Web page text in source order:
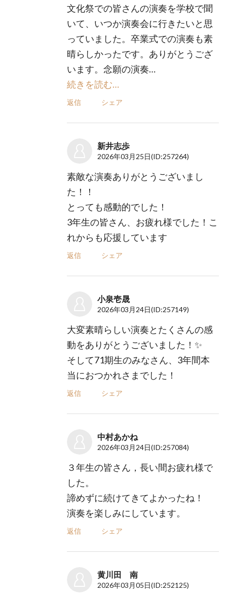
文化祭での皆さんの演奏を学校で聞
いて、いつか演奏会に行きたいと思
っていました。卒業式での演奏も素
晴らしかったです。ありがとうござ
います。念願の演奏…
続きを読む…
返信 シェア
新井志歩
2026年03月25日(ID:257264)
素敵な演奏ありがとうございまし
た！！
とっても感動的でした！
3年生の皆さん、お疲れ様でした！こ
れからも応援しています
返信 シェア
小泉壱晟
2026年03月24日(ID:257149)
大変素晴らしい演奏とたくさんの感
動をありがとうございました！✨
そして71期生のみなさん、3年間本
当におつかれさまでした！
返信 シェア
中村あかね
2026年03月24日(ID:257084)
３年生の皆さん，長い間お疲れ様で
した。
諦めずに続けてきてよかったね！
演奏を楽しみにしています。
返信 シェア
黄川田 南
2026年03月05日(ID:252125)